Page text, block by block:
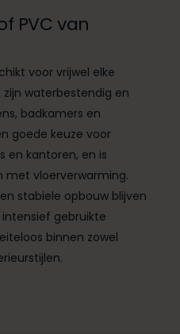
PVC van
voor vrijwel elke
waterbestendig en
badkamers en
goede keuze voor
en kantoren, en is
vloerverwarming.
stabiele opbouw blijven
gebruikte
binnen zowel